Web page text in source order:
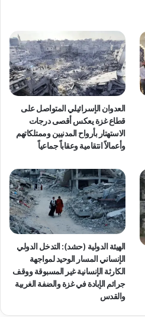
العدوان الإسرائيلي المتواصل على
قطاع غزة يعكس أقصى درجات
الاستهتار بأرواح المدنيين وممتلكاتهم
وأعمالاً انتقامية وعقاباً جماعياً
الهيئة الدولية (حشد): التدخل الدولي
الإنساني المسار الوحيد لمواجهة
الكارثة الإنسانية غير المسبوقة ووقف
جرائم الإبادة في غزة والضفة الغربية
والقدس